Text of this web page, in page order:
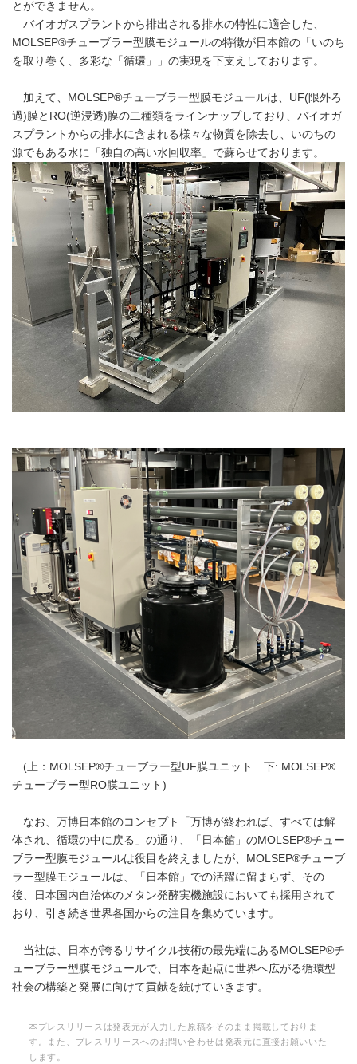
とができません。
バイオガスプラントから排出される排水の特性に適合した、
MOLSEP®チューブラー型膜モジュールの特徴が日本館の「いのち
を取り巻く、多彩な「循環」」の実現を下支えしております。
加えて、MOLSEP®チューブラー型膜モジュールは、UF(限外ろ
過)膜とRO(逆浸透)膜の二種類をラインナップしており、バイオガ
スプラントからの排水に含まれる様々な物質を除去し、いのちの
源でもある水に「独自の高い水回収率」で蘇らせております。
(上：MOLSEP®チューブラー型UF膜ユニット 下: MOLSEP®
チューブラー型RO膜ユニット)
なお、万博日本館のコンセプト「万博が終われば、すべては解
体され、循環の中に戻る」の通り、「日本館」のMOLSEP®チュー
ブラー型膜モジュールは役目を終えましたが、MOLSEP®チューブ
ラー型膜モジュールは、「日本館」での活躍に留まらず、その
後、日本国内自治体のメタン発酵実機施設においても採用されて
おり、引き続き世界各国からの注目を集めています。
当社は、日本が誇るリサイクル技術の最先端にあるMOLSEP®チ
ューブラー型膜モジュールで、日本を起点に世界へ広がる循環型
社会の構築と発展に向けて貢献を続けていきます。
本プレスリリースは発表元が入力した原稿をそのまま掲載しておりま
す。また、プレスリリースへのお問い合わせは発表元に直接お願いいた
します。